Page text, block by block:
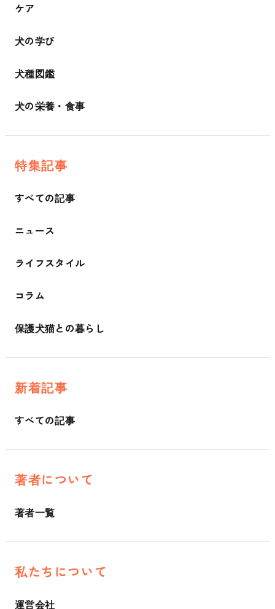
ケア
犬の学び
犬種図鑑
犬の栄養・食事
特集記事
すべての記事
ニュース
ライフスタイル
コラム
保護犬猫との暮らし
新着記事
すべての記事
著者について
著者一覧
私たちについて
運営会社